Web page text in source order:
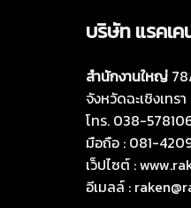
บริษัท แรคเค
สำนักงานใหญ่
จังหวัดฉะเชิงเทร
โทร. 038-
มือถือ : 081-
เว็ปไซต์ :
อีเมลล์ :